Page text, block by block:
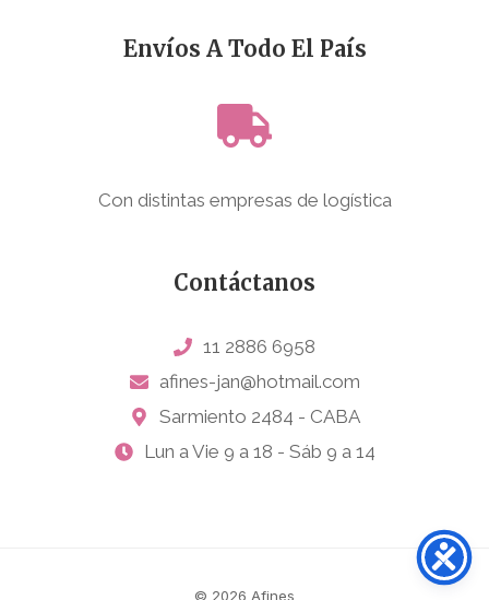
Envíos A Todo El País
Con distintas empresas de logística
Contáctanos
11 2886 6958
afines-jan@hotmail.com
Sarmiento 2484 - CABA
Lun a Vie 9 a 18 - Sáb 9 a 14
© 2026 Afines